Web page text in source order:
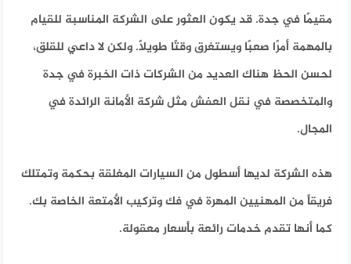
مقيمًا في جدة. قد يكون العثور على الشركة المناسبة للقيام
بالمهمة أمرًا صعبًا ويستغرق وقتًا طويلاً. ولكن لا داعي للقلق،
لحسن الحظ هناك العديد من الشركات ذات الخبرة في جدة
والمتخصصة في نقل العفش مثل شركة الأمانة الرائدة في
المجال.
هذه الشركة لديها أسطول من السيارات المغلقة بحكمة وتمتلك
فريقاً من المهنيين المهرة في فك وتركيب الأمتعة الخاصة بك.
كما أنها تقدم خدمات رائعة بأسعار معقولة.